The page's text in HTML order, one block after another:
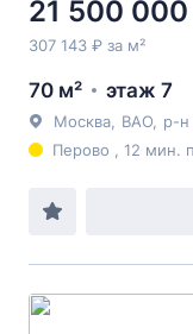
21 500
307 143 ₽ за м²
70 м² этаж 7
Москва ВАО р-н
Перово , 12 мин.